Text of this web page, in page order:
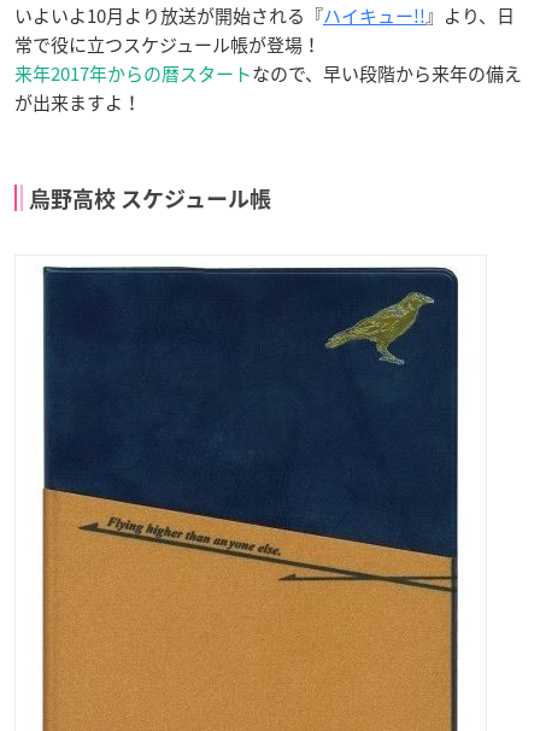
いよいよ10月より放送が開始される『ハイキュー!!』より、日
常で役に立つスケジュール帳が登場！
来年2017年からの暦スタートなので、早い段階から来年の備え
が出来ますよ！
烏野高校 スケジュール帳